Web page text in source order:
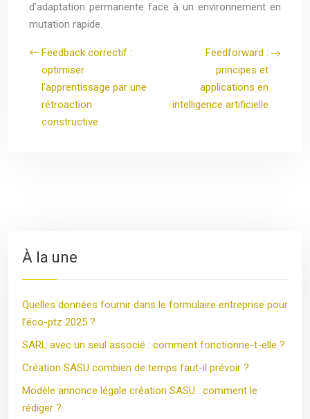
d’adaptation permanente face à un environnement en
mutation rapide.
Feedback correctif :
optimiser
l’apprentissage par une
rétroaction
constructive
Feedforward :
principes et
applications en
intelligence artificielle
À la une
Quelles données fournir dans le formulaire entreprise pour
l’éco-ptz 2025 ?
SARL avec un seul associé : comment fonctionne-t-elle ?
Création SASU combien de temps faut-il prévoir ?
Modèle annonce légale création SASU : comment le
rédiger ?